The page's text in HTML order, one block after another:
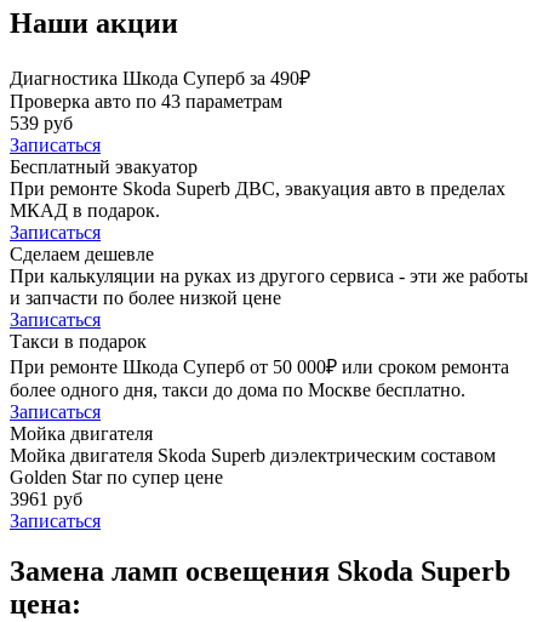
Наши акции
Диагностика Шкода Суперб за 490₽
Проверка авто по 43 параметрам
539 руб
Записаться
Бесплатный эвакуатор
При ремонте Skoda Superb ДВС, эвакуация авто в пределах
МКАД в подарок.
Записаться
Сделаем дешевле
При калькуляции на руках из другого сервиса - эти же работы
и запчасти по более низкой цене
Записаться
Такси в подарок
При ремонте Шкода Суперб от 50 000₽ или сроком ремонта
более одного дня, такси до дома по Москве бесплатно.
Записаться
Мойка двигателя
Мойка двигателя Skoda Superb диэлектрическим составом
Golden Star по супер цене
3961 руб
Записаться
Замена ламп освещения Skoda Superb
цена: